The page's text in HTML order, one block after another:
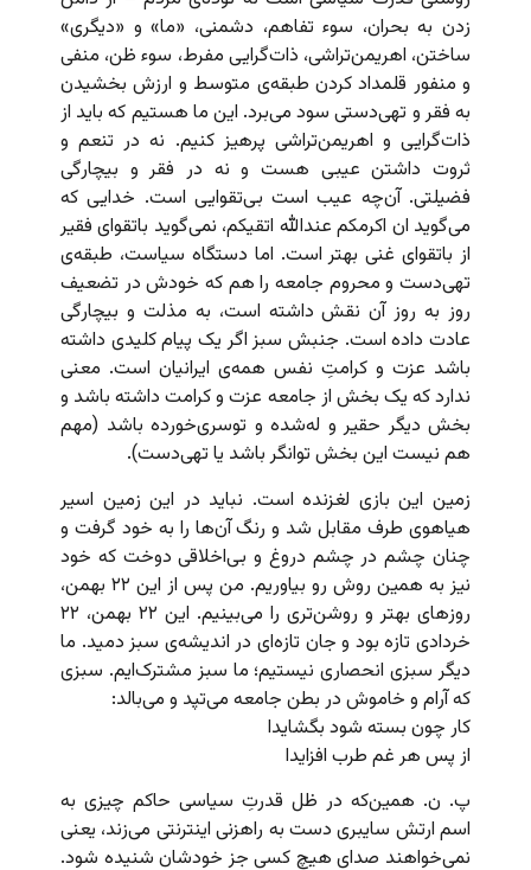
زدن به بحران، سوء تفاهم، دشمنی، «ما» و «دیگری»
ساختن، اهریمن‌تراشی، ذات‌گرایی مفرط، سوء ظن، منفی
و منفور قلمداد کردن طبقه‌ی متوسط و ارزش بخشیدن
به فقر و تهی‌دستی سود می‌برد. این ما هستیم که باید از
ذات‌گرایی و اهریمن‌تراشی پرهیز کنیم. نه در تنعم و
ثروت داشتن عیبی هست و نه در فقر و بیچارگی
فضیلتی. آن‌چه عیب است بی‌تقوایی است. خدایی که
می‌گوید ان اکرمکم عندالله اتقیکم، نمی‌گوید باتقوای فقیر
از باتقوای غنی بهتر است. اما دستگاه سیاست، طبقه‌ی
تهی‌دست و محروم جامعه را هم که خودش در تضعیف
روز به روز آن نقش داشته است، به مذلت و بیچارگی
عادت داده است. جنبش سبز اگر یک پیام کلیدی داشته
باشد عزت و کرامتِ نفس همه‌ی ایرانیان است. معنی
ندارد که یک بخش از جامعه عزت و کرامت داشته باشد و
بخش دیگر حقیر و له‌شده و توسری‌خورده باشد (مهم
هم نیست این بخش توانگر باشد یا تهی‌دست).
زمین این بازی لغزنده است. نباید در این زمین اسیر
هیاهوی طرف مقابل شد و رنگ آن‌ها را به خود گرفت و
چنان چشم در چشم دروغ و بی‌اخلاقی دوخت که خود
نیز به همین روش رو بیاوریم. من پس از این ۲۲ بهمن،
روزهای بهتر و روشن‌تری را می‌بینیم. این ۲۲ بهمن، ۲۲
خردادی تازه بود و جان تازه‌ای در اندیشه‌ی سبز دمید. ما
دیگر سبزی انحصاری نیستیم؛ ما سبز مشترک‌ایم. سبزی
که آرام و خاموش در بطن جامعه می‌تپد و می‌بالد:
کار چون بسته شود بگشایدا
از پس هر غم طرب افزایدا
پ. ن. همین‌که در ظل قدرتِ سیاسی حاکم چیزی به
اسم ارتش سایبری دست به راهزنی اینترنتی می‌زند، یعنی
نمی‌خواهند صدای هیچ کسی جز خودشان شنیده شود.